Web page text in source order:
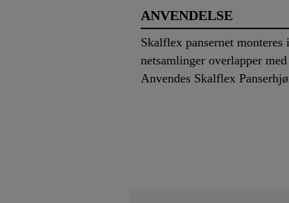
ANVENDELSE
Skalflex pansernet
netsamlinger overlapper
Anvendes Skalflex